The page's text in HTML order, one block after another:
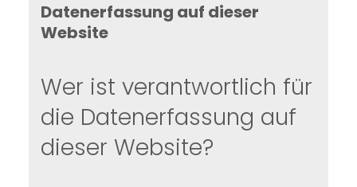
Datenerfassung auf dieser
Website
Wer ist verantwortlich für
die Datenerfassung auf
dieser Website?